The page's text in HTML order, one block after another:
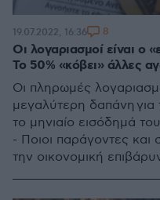
Οι λογαριασμοί είναι ο
Το 50% «κόβει» άλλες
Οι πληρωμές
μεγαλύτερη δαπάνη
το μηνιαίο εισόδημά
- Ποιοι παράγοντες και
την οικονομική
19.07.2022, 16:36 8